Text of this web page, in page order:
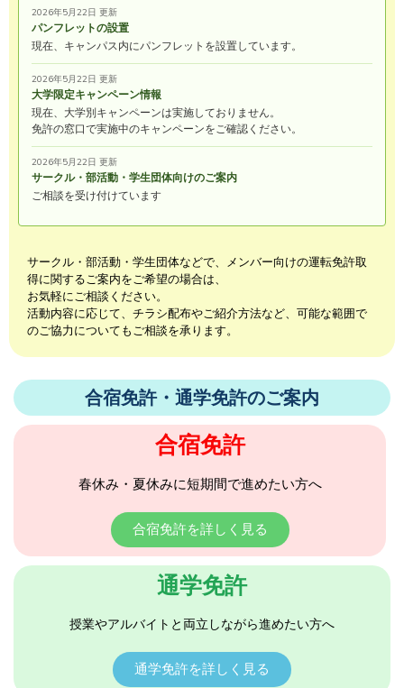
2026年5月22日 更新
パンフレットの設置
現在、キャンパス内にパンフレットを設置しています。
2026年5月22日 更新
大学限定キャンペーン情報
現在、大学別キャンペーンは実施しておりません。
免許の窓口で実施中のキャンペーンをご確認ください。
2026年5月22日 更新
サークル・部活動・学生団体向けのご案内
ご相談を受け付けています
サークル・部活動・学生団体などで、メンバー向けの運転免許取
得に関するご案内をご希望の場合は、
お気軽にご相談ください。
活動内容に応じて、チラシ配布やご紹介方法など、可能な範囲で
のご協力についてもご相談を承ります。
合宿免許・通学免許のご案内
合宿免許
春休み・夏休みに短期間で進めたい方へ
合宿免許を詳しく見る
通学免許
授業やアルバイトと両立しながら進めたい方へ
通学免許を詳しく見る